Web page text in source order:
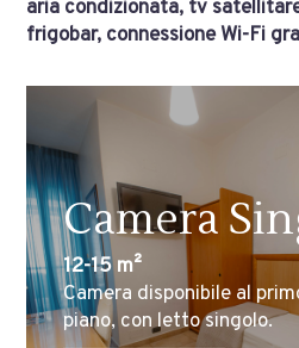
aria condizionata, tv
frigobar, connessione Wi-Fi
Camera
12-15 m²
Camera disponibile al
piano, con letto singolo.